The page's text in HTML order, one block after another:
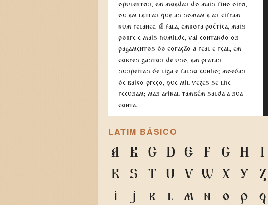
opulentos, em moedas do mais fino oiro,
ou em letras que as somam e as cifram
num relance. A fala, embora poética, mais
pobre e mais humilde, vai contando os
pagamentos do coração a real e real, em
cobres gastos de uso, em pratas
suspeitas de liga e falso cunho; moedas
de baixo preço, que mil vezes se lhe
recusam; mas afinal também salda a sua
conta.
LATIM BÁSICO
A B C D E F G H I
R
S T U V W X Y Z
i
j k l m n o p q